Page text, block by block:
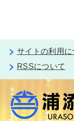
サイトの利用に
RSSについて